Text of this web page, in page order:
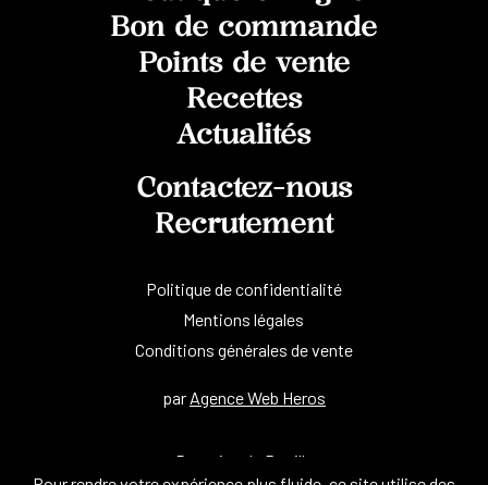
Bon de commande
Points de vente
Recettes
Actualités
Contactez-nous
Recrutement
Politique de confidentialité
Mentions légales
Conditions générales de vente
par Agence Web Heros
Domaine de Rouilly